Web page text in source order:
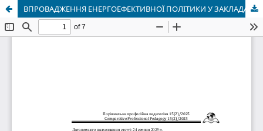
ВПРОВАДЖЕННЯ ЕНЕРГОЕФЕКТИВНОЇ ПОЛІТИКИ У ЗАКЛАДАХ ПРОФЕСІЙНОЇ ОСВІТИ НІМЕЧЧИНИ: ПЕРСПЕКТИВИ ДЛЯ УКРАЇНИ